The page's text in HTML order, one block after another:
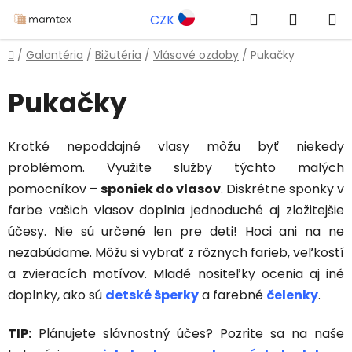
na
obsah
CZK Hľadať
KOŠÍK
Domov
/ Galantéria / Bižutéria / Vlásové ozdoby / Pukačky
Pukačky
Krotké nepoddajné vlasy môžu byť niekedy
problémom. Využite služby týchto malých
pomocníkov – sponiek do vlasov. Diskrétne sponky v
farbe vašich vlasov doplnia jednoduché aj zložitejšie
účesy. Nie sú určené len pre deti! Hoci ani na ne
nezabúdame. Môžu si vybrať z rôznych farieb, veľkostí
a zvieracích motívov. Mladé nositeľky ocenia aj iné
doplnky, ako sú detské šperkya farebné čelenky.
TIP: Plánujete slávnostný účes? Pozrite sa na naše